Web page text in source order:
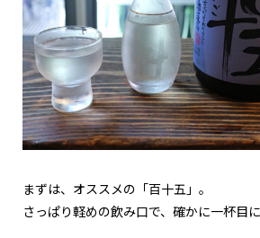
まずは、オススメの「百十五」。
さっぱり軽めの飲み口で、確かに一杯目に